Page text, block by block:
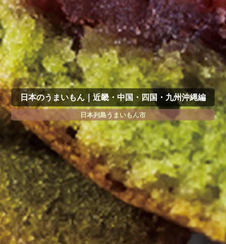
日本のうまいもん｜近畿・中国・四国・九州沖縄編
日本列島うまいもん市